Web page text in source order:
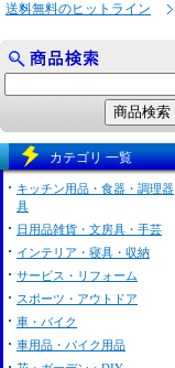
送料無料のヒットライン
カテゴリ 一覧
キッチン用品・食器・調理器
具
日用品雑貨・文房具・手芸
インテリア・寝具・収納
サービス・リフォーム
スポーツ・アウトドア
車・バイク
車用品・バイク用品